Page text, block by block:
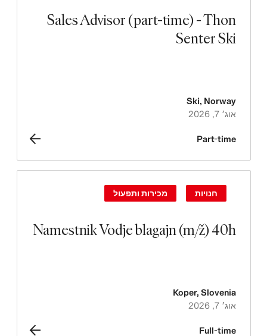
Sales Advisor (part-time) - Thon
Senter Ski
Ski, Norway
אוג׳ 7, 2026
Part-time
Namestnik Vodje blagajn (m/ž) 40h
חנויות מכירות ותפעול
Koper, Slovenia
אוג׳ 7, 2026
Full-time